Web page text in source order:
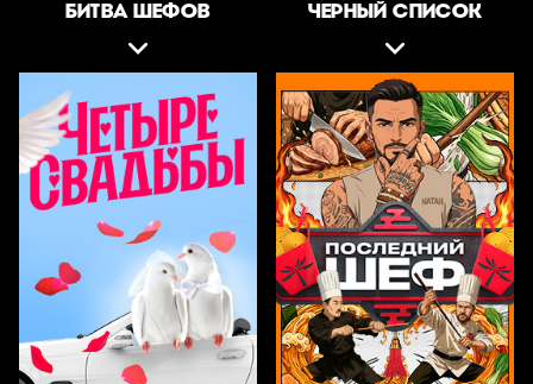
БИТВА ШЕФОВ ЧЕРНЫЙ СПИСОК